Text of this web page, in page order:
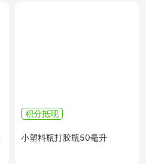
积分抵现
小塑料瓶打胶瓶50毫升